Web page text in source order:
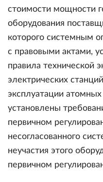
стоимости мощности
оборудования
которого системным
с правовыми актами,
правила технической
электрических
эксплуатации
установлены
первичном
несогласованного
неучастия этого
первичном